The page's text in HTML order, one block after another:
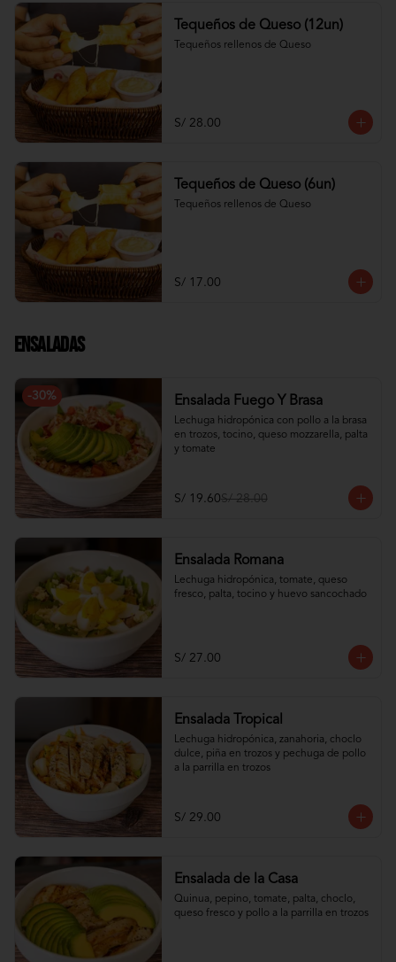
Tequeños de Queso (12un)
Tequeños rellenos de Queso
S/ 28.00
Tequeños de Queso (6un)
Tequeños rellenos de Queso
S/ 17.00
Ensaladas
-30% Ensalada Fuego Y Brasa
Lechuga hidropónica con pollo a la brasa
en trozos, tocino, queso mozzarella, palta
y tomate
S/ 19.60S/ 28.00
Ensalada Romana
Lechuga hidropónica, tomate, queso
fresco, palta, tocino y huevo sancochado
S/ 27.00
Ensalada Tropical
Lechuga hidropónica, zanahoria, choclo
dulce, piña en trozos y pechuga de pollo
a la parrilla en trozos
S/ 29.00
Ensalada de la Casa
Quinua, pepino, tomate, palta, choclo,
queso fresco y pollo a la parrilla en trozos